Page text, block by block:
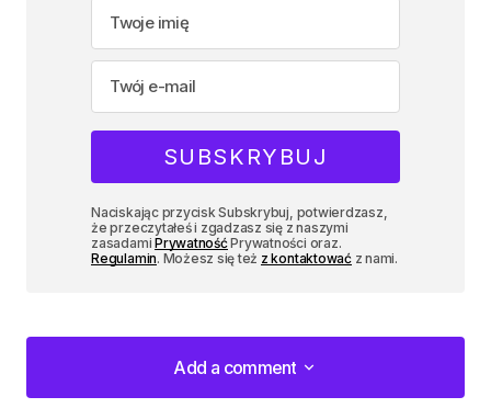
Naciskając przycisk Subskrybuj, potwierdzasz,
że przeczytałeś i zgadzasz się z naszymi
zasadamiPrywatnośćPrywatności oraz.
Regulamin. Możesz się też z kontaktowaćz nami.
Add a comment
Add a comment